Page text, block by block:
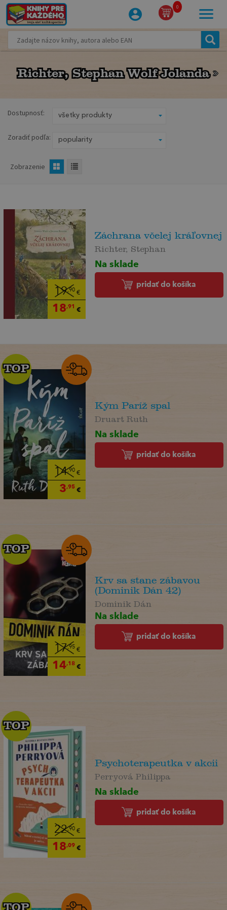
0
Richter, Stephan Wolf Jolanda
Richter, Stephan Wolf Jolanda
Dostupnosť:
Zoradiť podľa:
Zobrazenie
19,90€
18,91 €
Záchrana včelej kráľovnej
Richter, Stephan
Na sklade
pridať do košíka
14,90€
3,95€
TOP
TOP
Kým Paríž spal
Druart Ruth
Na sklade
pridať do košíka
17,95€
14,18€
TOP
TOP
Krv sa stane zábavou
(Dominik Dán 42)
Dominik Dán
Na sklade
pridať do košíka
22,90€
18,09€
TOP
TOP
Psychoterapeutka v akcii
Perryová Philippa
Na sklade
pridať do košíka